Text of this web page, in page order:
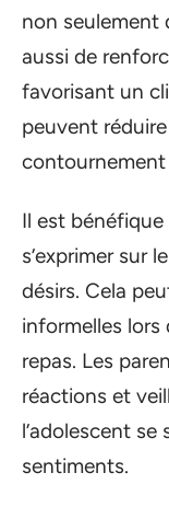
non seulement
aussi de
favorisant un
peuvent
Il est bénéfique
s’exprimer sur
désirs. Cela
informelles lors
repas. Les
réactions et
l’adolescent se
sentiments.